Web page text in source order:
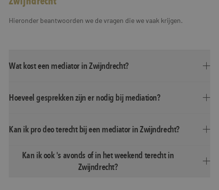
Hieronder beantwoorden we de vragen die we vaak krijgen.
Wat kost een mediator in Zwijndrecht?
Hoeveel gesprekken zijn er nodig bij mediation?
Kan ik pro deo terecht bij een mediator in Zwijndrecht?
Kan ik ook 's avonds of in het weekend terecht in
Zwijndrecht?